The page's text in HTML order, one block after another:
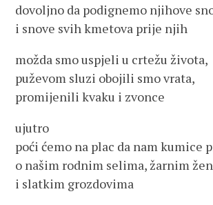
dovoljno da podignemo njihove
i snove svih kmetova prije njih
možda smo uspjeli u crtežu života,
puževom sluzi obojili smo vrata,
promijenili kvaku i zvonce
ujutro
poći ćemo na plac da nam kumice
o našim rodnim selima, žarnim
i slatkim grozdovima